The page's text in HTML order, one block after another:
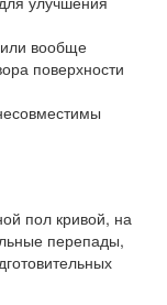
вообще
поверхности
пол кривой, на
перепады,